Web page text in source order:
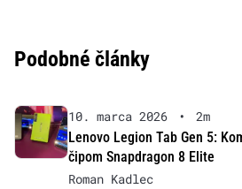
Podobné články
10. marca 2026 •
2m
Lenovo Legion Tab Gen 5:
čipom Snapdragon 8 Elite
Roman Kadlec